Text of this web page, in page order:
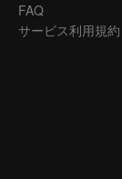
FAQ
サービス利用規約